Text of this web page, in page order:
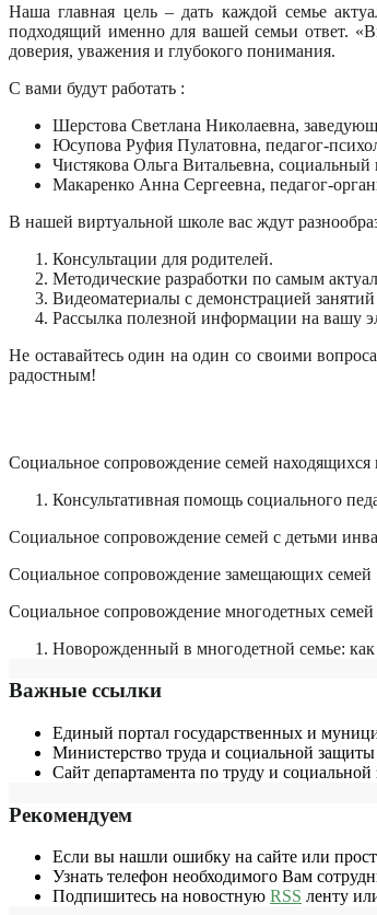
Наша главная цель – дать каждой семье
подходящий именно для вашей семьи ответ.
доверия, уважения и глубокого понимания.
С вами будут работать :
Шерстова Светлана Николаевна,
Юсупова Руфия Пулатовна, педагог-
Чистякова Ольга Витальевна, социальный
Макаренко Анна Сергеевна, педагог-
В нашей виртуальной школе вас ждут
Консультации для родителей.
Методические разработки по самым
Видеоматериалы с демонстрацией
Рассылка полезной информации на вашу
Не оставайтесь один на один со своими
радостным!
Cоциальное сопровождение семей
Консультативная помощь социального
Cоциальное сопровождение семей с детьми
Cоциальное сопровождение замещающих семей
Cоциальное сопровождение многодетных семей
Новорожденный в многодетной семье:
Важные ссылки
Единый портал государственных и
Министерство труда и социальной
Сайт департамента по труду и
Рекомендуем
Если вы нашли ошибку на сайте или
Узнать телефон необходимого Вам
Подпишитесь на новостную RSS ленту